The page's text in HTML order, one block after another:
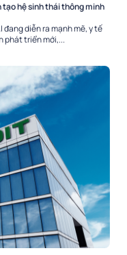
tạo hệ sinh thái thông minh
đang diễn ra mạnh mẽ, y tế
phát triển mới,...